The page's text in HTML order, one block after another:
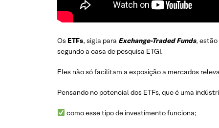
Os ETFs, sigla para Exchange-Traded Funds, estão
segundo a casa de pesquisa ETGI.
Eles não só facilitam a exposição a mercados
Pensando no potencial dos ETFs, que é uma
como esse tipo de investimento funciona;